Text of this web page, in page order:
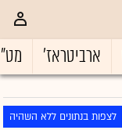
ארביטראז'
לצפות בנתונים ללא השהיה